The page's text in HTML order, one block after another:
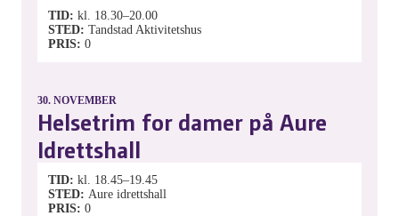
TID kl. 18.30–20.00
STED Tandstad Aktivitetshus
PRIS 0
30. NOVEMBER
Helsetrim for damer på Aure
Idrettshall
TID kl. 18.45–19.45
STED Aure idrettshall
PRIS 0